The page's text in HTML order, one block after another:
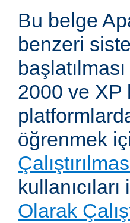
Bu belge
benzeri
2000 ve XP
öğrenmek
kullanıcıları
Olarak